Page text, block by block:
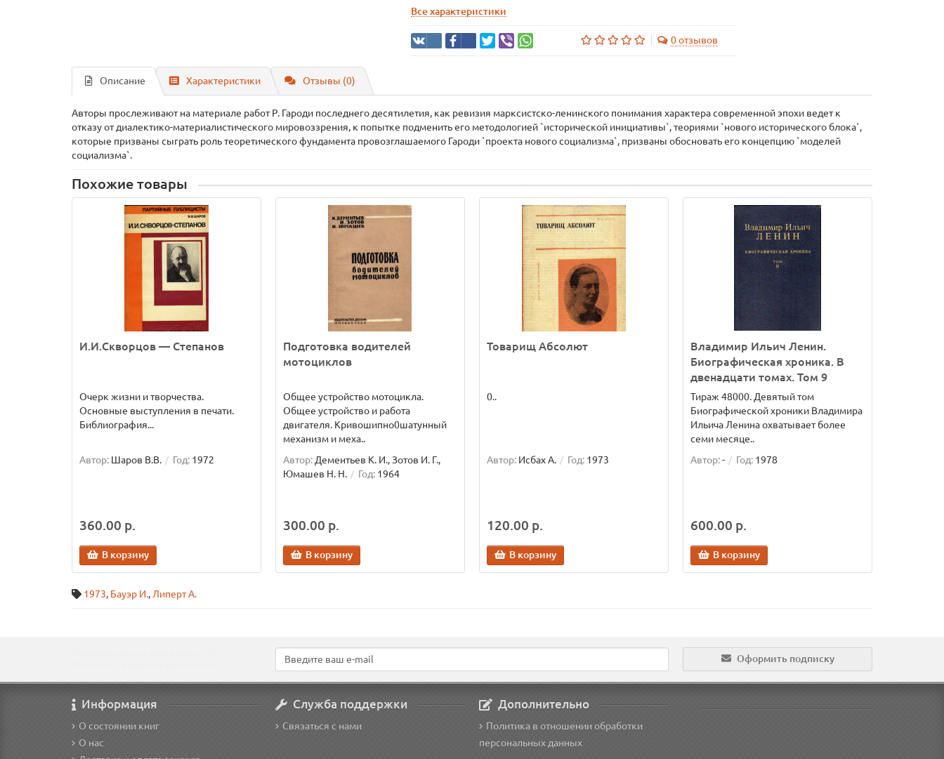
Все характеристики
0 отзывов
Описание Характеристики Отзывы (0)
Авторы прослеживают на материале работ Р. Гароди последнего десятилетия, как ревизия марксистско-ленинского понимания характера современной эпохи ведет к
отказу от диалектико-материалистического мировоззрения, к попытке подменить его методологией `исторической инициативы`, теориями `нового исторического блока`,
которые призваны сыграть роль теоретического фундамента провозглашаемого Гароди `проекта нового социализма`, призваны обосновать его концепцию `моделей
социализма`.
Похожие товары
И.И.Скворцов — Степанов
Очерк жизни и творчества.
Основные выступления в печати.
Библиография...
Автор: Шаров В.В. Год: 1972
360.00 р.
В корзину
Подготовка водителей
мотоциклов
Общее устройство мотоцикла.
Общее устройство и работа
двигателя. Кривошипно0шатунный
механизм и меха..
Автор: Дементьев К. И., Зотов И. Г.,
Юмашев Н. Н.
Год: 1964
300.00 р.
В корзину
Товарищ Абсолют
0..
Автор: Исбах А. Год: 1973
120.00 р.
В корзину
Владимир Ильич Ленин.
Биографическая хроника. В
двенадцати томах. Том 9
Тираж 48000. Девятый том
Биографической хроники Владимира
Ильича Ленина охватывает более
семи месяце..
Автор:- Год: 1978
600.00 р.
В корзину
1973, Бауэр И., Липерт А.
Оформить подписку
Информация
О состоянии книг
О нас
Служба поддержки
Связаться с нами
Дополнительно
Политика в отношении обработки
персональных данных